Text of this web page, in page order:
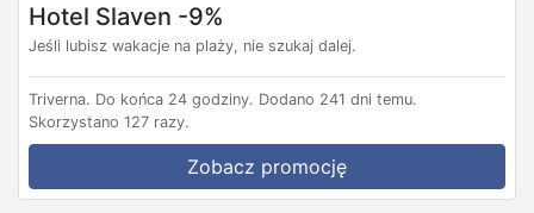
Hotel Slaven -9%
Jeśli lubisz wakacje na plaży, nie szukaj dalej.
Triverna. Do końca 24 godziny. Dodano 241 dni temu.
Skorzystano 127 razy.
Zobacz promocję